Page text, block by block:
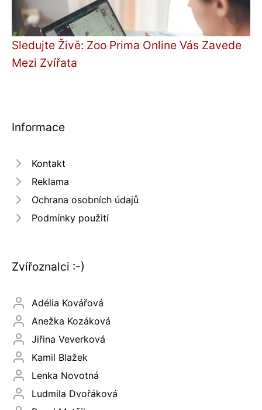
Sledujte Živě: Zoo Prima Online Vás Zavede
Mezi Zvířata
Informace
Kontakt
Reklama
Ochrana osobních údajů
Podmínky použití
Zvířoznalci :-)
Adélia Kovářová
Anežka Kozáková
Jiřina Veverková
Kamil Blažek
Lenka Novotná
Ludmila Dvořáková